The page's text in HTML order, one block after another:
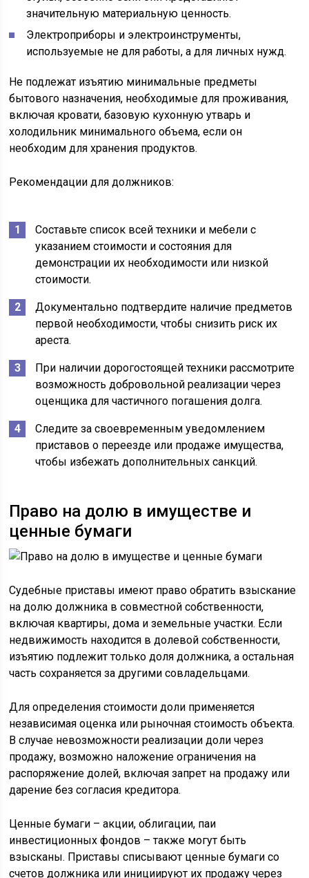
значительную материальную ценность.
Электроприборы и электроинструменты,
используемые не для работы, а для личных нужд.
Не подлежат изъятию минимальные предметы
бытового назначения, необходимые для проживания,
включая кровати, базовую кухонную утварь и
холодильник минимального объема, если он
необходим для хранения продуктов.
Рекомендации для должников:
Составьте список всей техники и мебели с
указанием стоимости и состояния для
демонстрации их необходимости или низкой
стоимости.
Документально подтвердите наличие предметов
первой необходимости, чтобы снизить риск их
ареста.
При наличии дорогостоящей техники рассмотрите
возможность добровольной реализации через
оценщика для частичного погашения долга.
Следите за своевременным уведомлением
приставов о переезде или продаже имущества,
чтобы избежать дополнительных санкций.
Право на долю в имуществе и
ценные бумаги
Судебные приставы имеют право обратить взыскание
на долю должника в совместной собственности,
включая квартиры, дома и земельные участки. Если
недвижимость находится в долевой собственности,
изъятию подлежит только доля должника, а остальная
часть сохраняется за другими совладельцами.
Для определения стоимости доли применяется
независимая оценка или рыночная стоимость объекта.
В случае невозможности реализации доли через
продажу, возможно наложение ограничения на
распоряжение долей, включая запрет на продажу или
дарение без согласия кредитора.
Ценные бумаги – акции, облигации, паи
инвестиционных фондов – также могут быть
взысканы. Приставы списывают ценные бумаги со
счетов должника или инициируют их продажу через